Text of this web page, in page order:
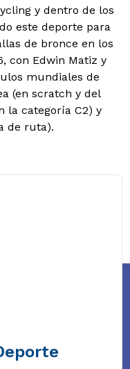
y dentro de los
este deporte para
de bronce en los
con Edwin Matiz y
mundiales de
(en scratch y del
la categoría C2) y
de ruta).